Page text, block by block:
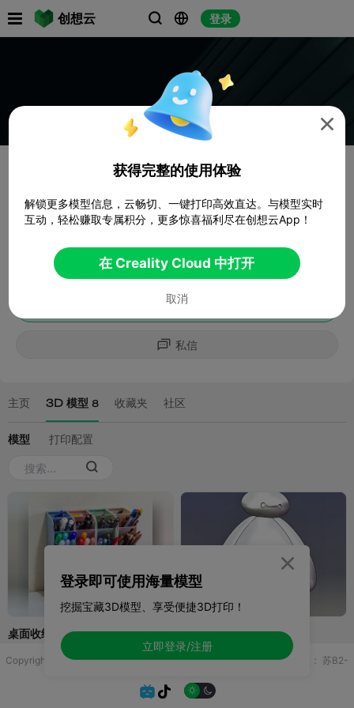
创想云   登录
Copyright © 2025 无锡控博科技有限公司 版权所有增值电信业务许可证： 苏B2-
 
登录即可使用海量模型
挖掘宝藏3D模型、享受便捷3D打印！
立即登录/注册


获得完整的使用体验
解锁更多模型信息，云畅切、一键打印高效直达。与模型实时
互动，轻松赚取专属积分，更多惊喜福利尽在创想云App！
在 Creality Cloud 中打开
取消